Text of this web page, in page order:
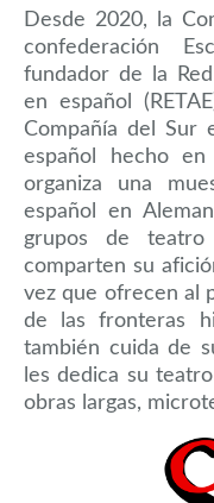
Desde 2020, la
confederación
fundador de la
en español
Compañía del
español hecho
organiza una
español en
grupos de
comparten su
vez que ofrecen al
de las fronteras
también cuida de
les dedica su
obras largas,